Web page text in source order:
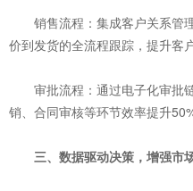
销售流程：集成客户关系管
价到发货的全流程跟踪，提升客
审批流程：通过电子化审批
销、合同审核等环节效率提升
三、数据驱动决策，增强市